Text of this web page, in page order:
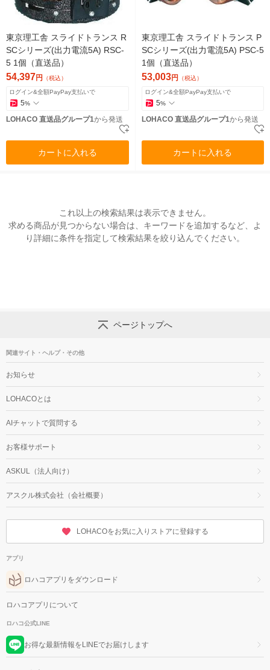
東京理工舎 スライドトランス R
SCシリーズ(出力電流5A) RSC-
5 1個（直送品）
54,397円 （税込）
ログイン&全額PayPay支払いで
5%
LOHACO 直送品グループ1から発送
カートに入れる
東京理工舎 スライドトランス P
SCシリーズ(出力電流5A) PSC-5
1個（直送品）
53,003円 （税込）
ログイン&全額PayPay支払いで
5%
LOHACO 直送品グループ1から発送
カートに入れる
これ以上の検索結果は表示できません。
求める商品が見つからない場合は、キーワードを追加するなど、よ
り詳細に条件を指定して検索結果を絞り込んでください。
ページトップへ
関連サイト・ヘルプ・その他
お知らせ
LOHACOとは
AIチャットで質問する
お客様サポート
ASKUL（法人向け）
アスクル株式会社（会社概要）
LOHACOをお気に入りストアに登録する
アプリ
ロハコアプリをダウンロード
ロハコアプリについて
ロハコ公式LINE
お得な最新情報をLINEでお届けします